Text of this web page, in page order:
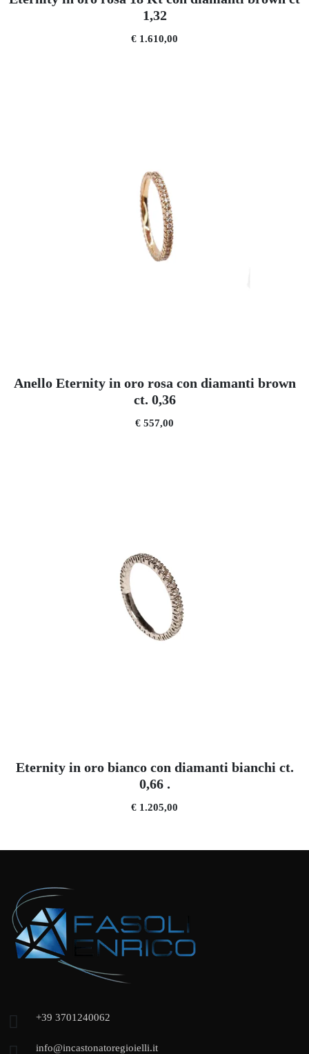
1,32
€ 1.610,00
Anello Eternity in oro rosa con diamanti brown
ct. 0,36
€ 557,00
Eternity in oro bianco con diamanti bianchi ct.
0,66 .
€ 1.205,00
+39 3701240062
info@incastonatoregioielli.it